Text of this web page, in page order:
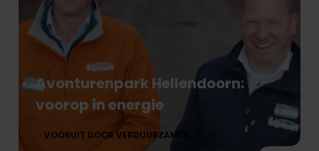
Avonturenpark Hellendoorn:
voorop in energie
VOORUIT DOOR VERDUURZAMEN